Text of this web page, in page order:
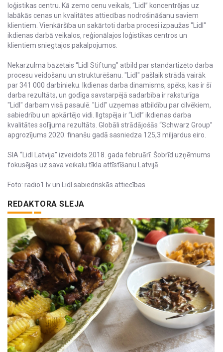
loģistikas centru. Kā zemo cenu veikals, “Lidl” koncentrējas uz
labākās cenas un kvalitātes attiecības nodrošināšanu saviem
klientiem. Vienkāršība un sakārtoti darba procesi izpaužas "Lidl"
ikdienas darbā veikalos, reģionālajos loģistikas centros un
klientiem sniegtajos pakalpojumos.
Nekarzulmā bāzētais “Lidl Stiftung” atbild par standartizēto darba
procesu veidošanu un strukturēšanu. "Lidl" pašlaik strādā vairāk
par 341 000 darbinieku. Ikdienas darba dinamisms, spēks, kas ir šī
darba rezultāts, un godīga savstarpējā sadarbība ir raksturīga
"Lidl" darbam visā pasaulē. "Lidl" uzņemas atbildību par cilvēkiem,
sabiedrību un apkārtējo vidi. Ilgtspēja ir “Lidl” ikdienas darba
kvalitātes solījuma rezultāts. Globāli strādājošās “Schwarz Group”
apgrozījums 2020. finanšu gadā sasniedza 125,3 miljardus eiro.
SIA “Lidl Latvija” izveidots 2018. gada februārī. Šobrīd uzņēmums
fokusējas uz sava veikalu tīkla attīstīšanu Latvijā.
Foto: radio1.lv un Lidl sabiedriskās attiecības
REDAKTORA SLEJA